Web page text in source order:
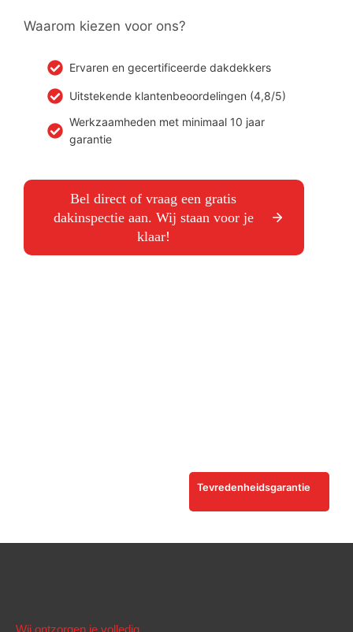
Waarom kiezen voor ons?
Ervaren en gecertificeerde dakdekkers
Uitstekende klantenbeoordelingen (4,8/5)
Werkzaamheden met minimaal 10 jaar
garantie
Bel direct of vraag een gratis
dakinspectie aan. Wij staan voor je
klaar!
Tevredenheidsgarantie
Wij ontzorgen je volledig